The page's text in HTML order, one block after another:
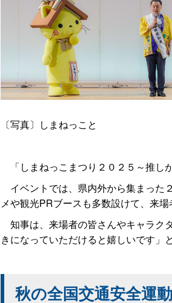
〔写真〕しまねっこと
「しまねっこまつり２０２５～推し
イベントでは、県内外から集まった
メや観光PRブースも多数設けて、来場
知事は、来場者の皆さんやキャラク
きになっていただけると嬉しいです」
秋の全国交通安全運